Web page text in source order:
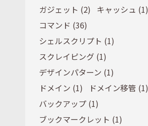
ガジェット (2)
キャッシュ (1)
コマンド (36)
シェルスクリプト (1)
スクレイピング (1)
デザインパターン (1)
ドメイン (1)
ドメイン移管 (1)
バックアップ (1)
ブックマークレット (1)